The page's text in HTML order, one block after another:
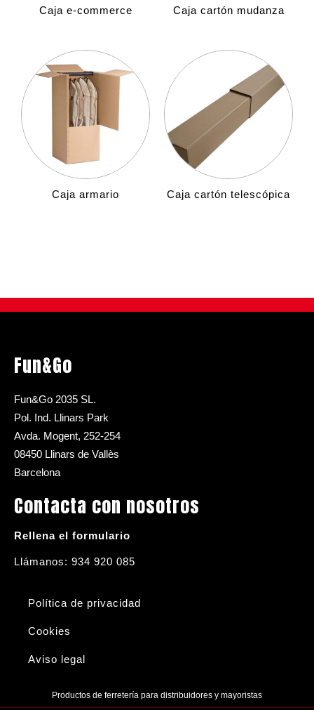
Caja e-commerce Caja cartón mudanza
Caja armario Caja cartón telescópica
Fun&Go
Fun&Go 2035 SL.
Pol. Ind. Llinars Park
Avda. Mogent, 252-254
08450 Llinars de Vallès
Barcelona
Contacta con nosotros
Rellena el formulario
Llámanos: 934 920 085
Política de privacidad
Cookies
Aviso legal
Productos de ferretería para distribuidores y mayoristas